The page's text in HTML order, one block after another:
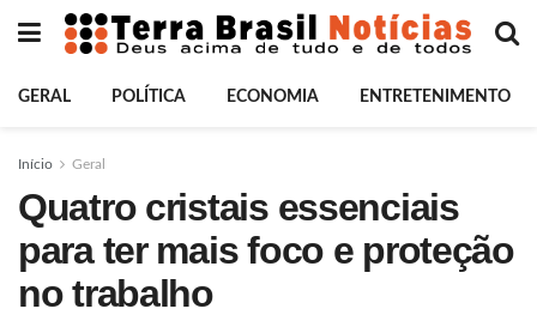
GERAL POLÍTICA ECONOMIA ENTRETENIMENTO
Início Geral
Quatro cristais essenciais
para ter mais foco e proteção
no trabalho